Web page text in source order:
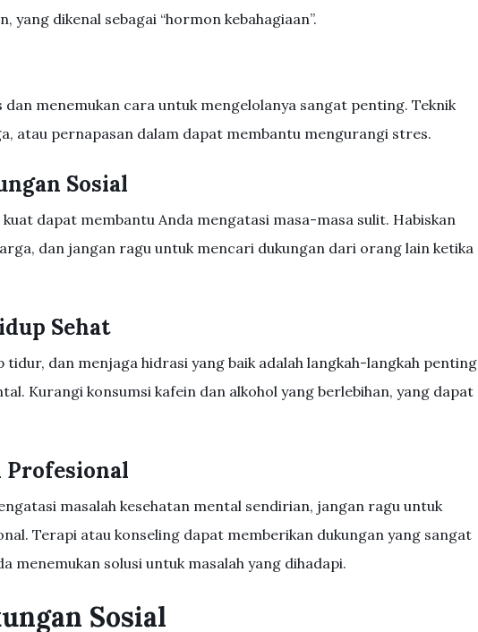
dikenal sebagai “hormon kebahagiaan”.
menemukan cara untuk mengelolanya sangat penting. Teknik
atau pernapasan dalam dapat membantu mengurangi stres.
Sosial
dapat membantu Anda mengatasi masa-masa sulit. Habiskan
dan jangan ragu untuk mencari dukungan dari orang lain ketika
Sehat
tidur, dan menjaga hidrasi yang baik adalah langkah-langkah penting
Kurangi konsumsi kafein dan alkohol yang berlebihan, yang dapat
Profesional
masalah kesehatan mental sendirian, jangan ragu untuk
Terapi atau konseling dapat memberikan dukungan yang sangat
menemukan solusi untuk masalah yang dihadapi.
Sosial